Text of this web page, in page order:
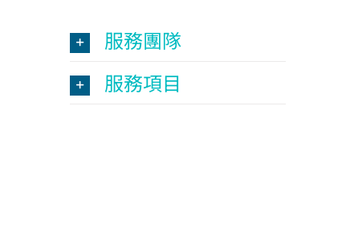
服務團隊
服務項目